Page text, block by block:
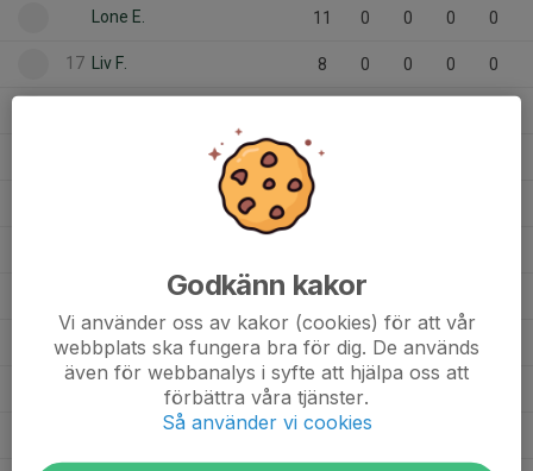
Lone E. 11 0 0 0 0
17 Liv F. 8 0 0 0 0
1
1 0
Freja R. 6 0 0
0
13 0
Godkänn kakor
Vi använder oss av kakor (cookies) för att vår
webbplats ska fungera bra för dig. De används
även för webbanalys i syfte att hjälpa oss att
förbättra våra tjänster.
Så använder vi cookies